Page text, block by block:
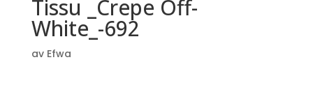
Tissu _Crepe Off-
White_-692
av Efwa